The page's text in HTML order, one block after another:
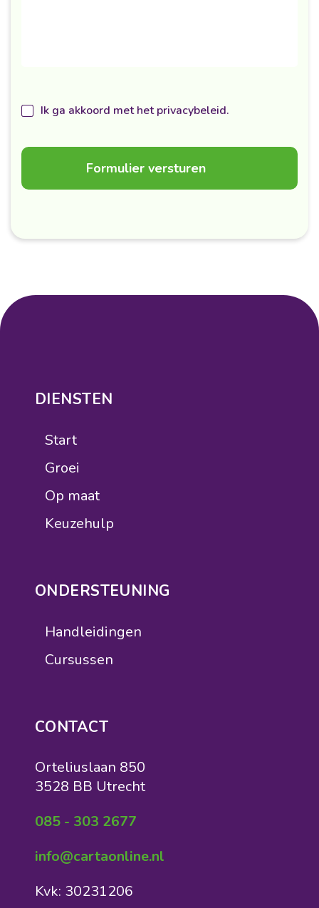
Ik ga akkoord met het privacybeleid.
DIENSTEN
Start
Groei
Op maat
Keuzehulp
ONDERSTEUNING
Handleidingen
Cursussen
CONTACT
Orteliuslaan 850
3528 BB Utrecht
085 - 303 2677
info@cartaonline.nl
Kvk: 30231206